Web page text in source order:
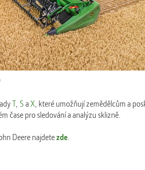
T, S a X , které umožňují zemědělcům a
čase pro sledování a analýzu sklizně.
Deere najdetezde.